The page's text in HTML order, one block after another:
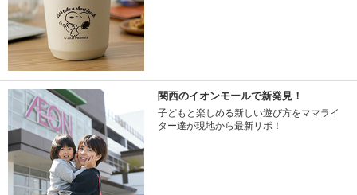
関西のイオンモールで新発見！
子どもと楽しめる新しい遊び方をママライ
ター達が現地から最新リポ！